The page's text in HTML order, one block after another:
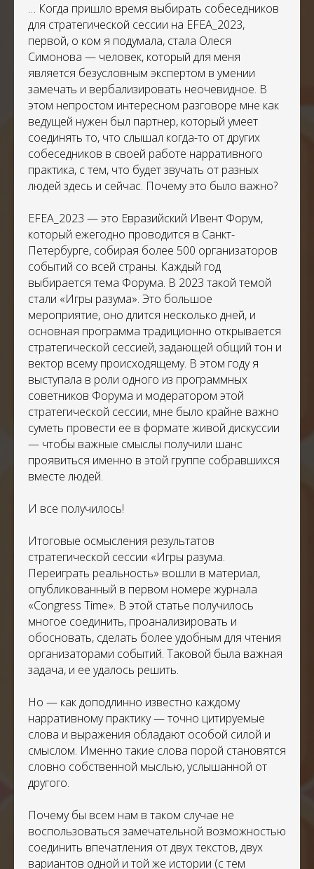
… Когда пришло время выбирать собеседников
для стратегической сессии на EFEA_2023,
первой, о ком я подумала, стала Олеся
Симонова — человек, который для меня
является безусловным экспертом в умении
замечать и вербализировать неочевидное. В
этом непростом интересном разговоре мне как
ведущей нужен был партнер, который умеет
соединять то, что слышал когда-то от других
собеседников в своей работе нарративного
практика, с тем, что будет звучать от разных
людей здесь и сейчас. Почему это было важно?
EFEA_2023 — это Евразийский Ивент Форум,
который ежегодно проводится в Санкт-
Петербурге, собирая более 500 организаторов
событий со всей страны. Каждый год
выбирается тема Форума. В 2023 такой темой
стали «Игры разума». Это большое
мероприятие, оно длится несколько дней, и
основная программа традиционно открывается
стратегической сессией, задающей общий тон и
вектор всему происходящему. В этом году я
выступала в роли одного из программных
советников Форума и модератором этой
стратегической сессии, мне было крайне важно
суметь провести ее в формате живой дискуссии
— чтобы важные смыслы получили шанс
проявиться именно в этой группе собравшихся
вместе людей.
И все получилось!
Итоговые осмысления результатов
стратегической сессии «Игры разума.
Переиграть реальность» вошли в материал,
опубликованный в первом номере журнала
«Congress Time». В этой статье получилось
многое соединить, проанализировать и
обосновать, сделать более удобным для чтения
организаторами событий. Таковой была важная
задача, и ее удалось решить.
Но — как доподлинно известно каждому
нарративному практику — точно цитируемые
слова и выражения обладают особой силой и
смыслом. Именно такие слова порой становятся
словно собственной мыслью, услышанной от
другого.
Почему бы всем нам в таком случае не
воспользоваться замечательной возможностью
соединить впечатления от двух текстов, двух
вариантов одной и той же истории (с тем